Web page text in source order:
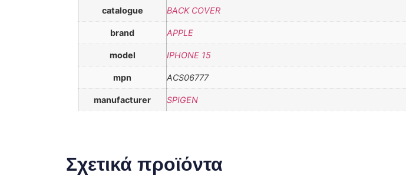
catalogue BACK COVER
brand APPLE
model IPHONE 15
mpn ACS06777
manufacturer SPIGEN
Σχετικά προϊόντα